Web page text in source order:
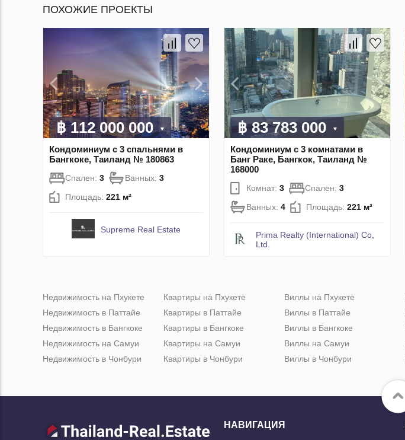
ПОХОЖИЕ ПРОЕКТЫ
฿ 112 000 000
Кондоминиум с 3 спальнями в
Бангкоке, Таиланд № 180863
Спален: 3 Ванных: 3
Площадь: 221 м²
Supreme Real Estate
฿ 83 783 000
Кондоминиум с 3 комнатами в
Банг Раке, Бангкок, Таиланд №
168000
Комнат: 3 Спален: 3
Ванных: 4 Площадь: 221 м²
Prima Realty (International) Co,
Ltd.
Недвижимость на Пхукете
Недвижимость в Паттайе
Недвижимость в Бангкоке
Недвижимость на Самуи
Недвижимость в Чонбури
Квартиры на Пхукете
Квартиры в Паттайе
Квартиры в Бангкоке
Квартиры на Самуи
Квартиры в Чонбури
Виллы на Пхукете
Виллы в Паттайе
Виллы в Бангкоке
Виллы на Самуи
Виллы в Чонбури
НАВИГАЦИЯ